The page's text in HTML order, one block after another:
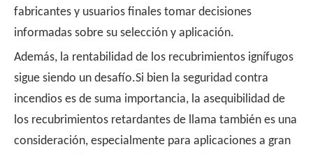
fabricantes y usuarios finales tomar decisiones
informadas sobre su selección y aplicación.
Además, la rentabilidad de los recubrimientos ignífugos
sigue siendo un desafío.Si bien la seguridad contra
incendios es de suma importancia, la asequibilidad de
los recubrimientos retardantes de llama también es una
consideración, especialmente para aplicaciones a gran